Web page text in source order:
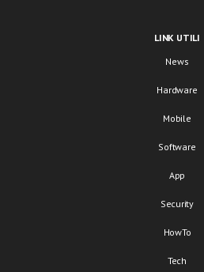
LINK UTILI
News
Hardware
Mobile
Software
App
Security
HowTo
Tech